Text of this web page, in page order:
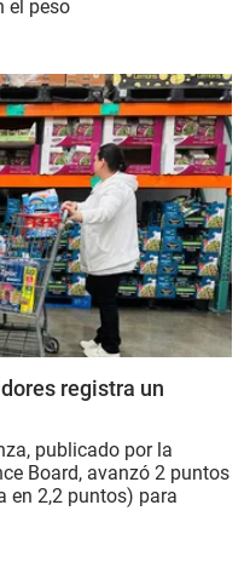
el peso
registra un
publicado por la
Board, avanzó 2 puntos
en 2,2 puntos) para